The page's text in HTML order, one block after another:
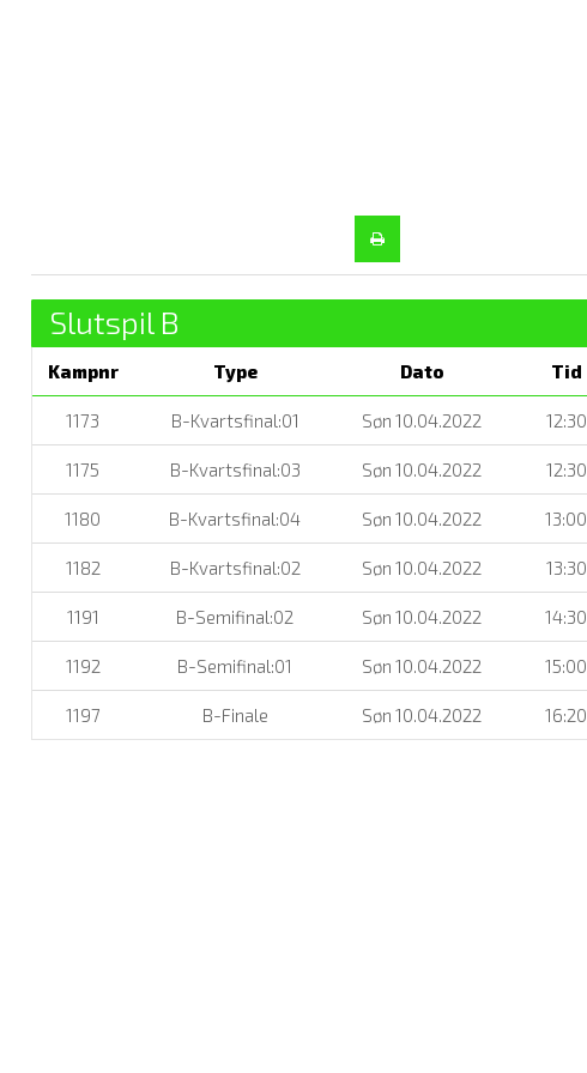
Slutspil B
Kampnr Type Dato Tid
1173 B-Kvartsfinal:01 Søn 10.04.2022 12:30
1175 B-Kvartsfinal:03 Søn 10.04.2022 12:30
1180 B-Kvartsfinal:04 Søn 10.04.2022 13:00
1182 B-Kvartsfinal:02 Søn 10.04.2022 13:30
1191 B-Semifinal:02 Søn 10.04.2022 14:30
1192 B-Semifinal:01 Søn 10.04.2022 15:00
1197 B-Finale Søn 10.04.2022 16:20